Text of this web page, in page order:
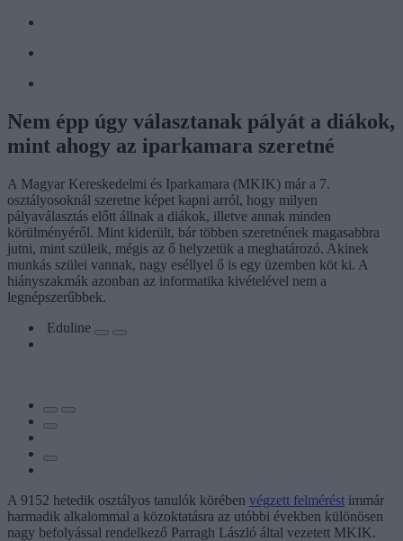
Nem épp úgy választanak pályát a diákok,
mint ahogy az iparkamara szeretné
A Magyar Kereskedelmi és Iparkamara (MKIK) már a 7.
osztályosoknál szeretne képet kapni arról, hogy milyen
pályaválasztás előtt állnak a diákok, illetve annak minden
körülményéről. Mint kiderült, bár többen szeretnének magasabbra
jutni, mint szüleik, mégis az ő helyzetük a meghatározó. Akinek
munkás szülei vannak, nagy eséllyel ő is egy üzemben köt ki. A
hiányszakmák azonban az informatika kivételével nem a
legnépszerűbbek.
Eduline
A 9152 hetedik osztályos tanulók körében végzett felmérést immár
harmadik alkalommal a közoktatásra az utóbbi években különösen
nagy befolyással rendelkező Parragh László által vezetett MKIK.